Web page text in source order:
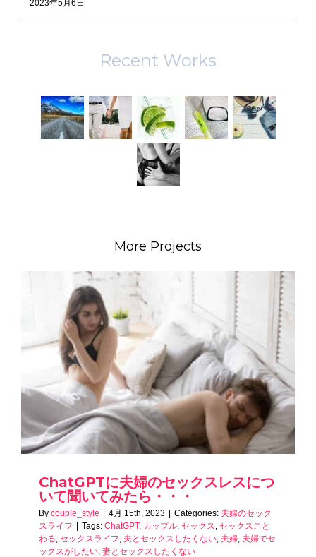
2023年5月6日
Recent Works
More Projects
ChatGPTに夫婦のセックスレスにつ
いて聞いてみたら・・・
By couple_style 4月 15th, 2023 Categories: 夫婦のセック
スライフ
Tags: ChatGPT, カップル, セックス, セックスこと
わる, セックスライフ, 夫とセックスしたくない, 夫婦, 夫婦でセ
ックスがしたい, 妻とセックスしたくない